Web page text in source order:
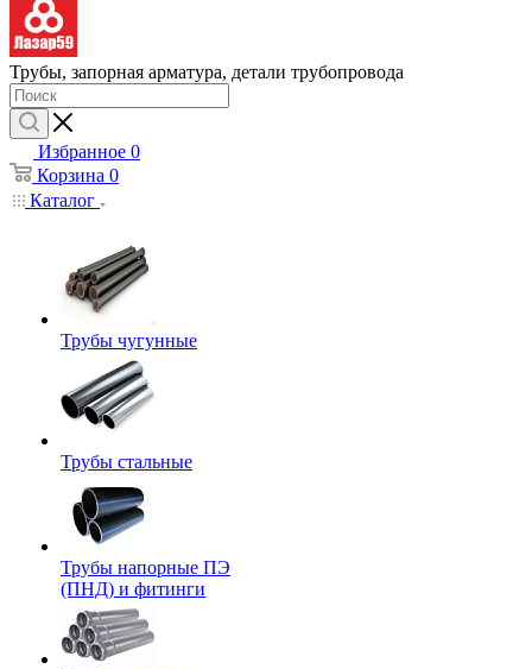
Трубы, запорная арматура, детали трубопровода
Избранное 0
Корзина 0
Каталог
Трубы чугунные
Трубы стальные
Трубы напорные ПЭ
(ПНД) и фитинги